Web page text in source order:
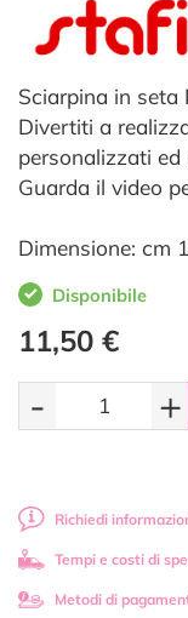
Sciarpina in seta
Divertiti a
personalizzati
Guarda il video
Dimensione: cm
Disponibile
11,50 €
- +
Richiedi
Tempi e costi di
Metodi di